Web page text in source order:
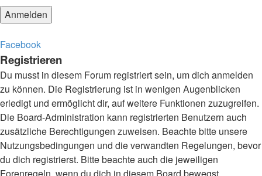
Facebook
Registrieren
Du musst in diesem Forum registriert sein, um dich anmelden
zu können. Die Registrierung ist in wenigen Augenblicken
erledigt und ermöglicht dir, auf weitere Funktionen zuzugreifen.
Die Board-Administration kann registrierten Benutzern auch
zusätzliche Berechtigungen zuweisen. Beachte bitte unsere
Nutzungsbedingungen und die verwandten Regelungen, bevor
du dich registrierst. Bitte beachte auch die jeweiligen